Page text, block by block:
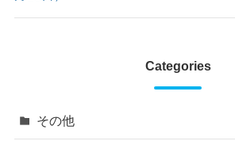
Categories
その他